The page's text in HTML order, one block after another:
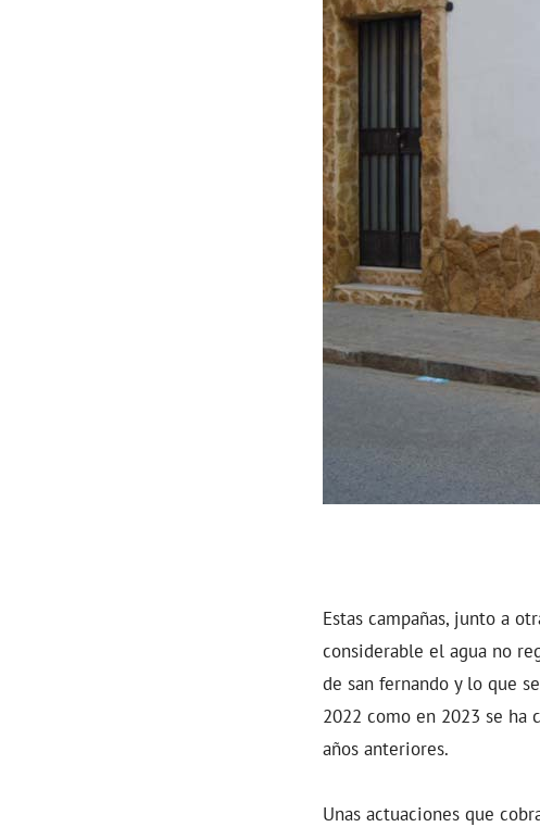
Estas campañas, junto a
considerable el agua no
de san fernando y lo que
2022 como en 2023 se ha
años anteriores.
Unas actuaciones que